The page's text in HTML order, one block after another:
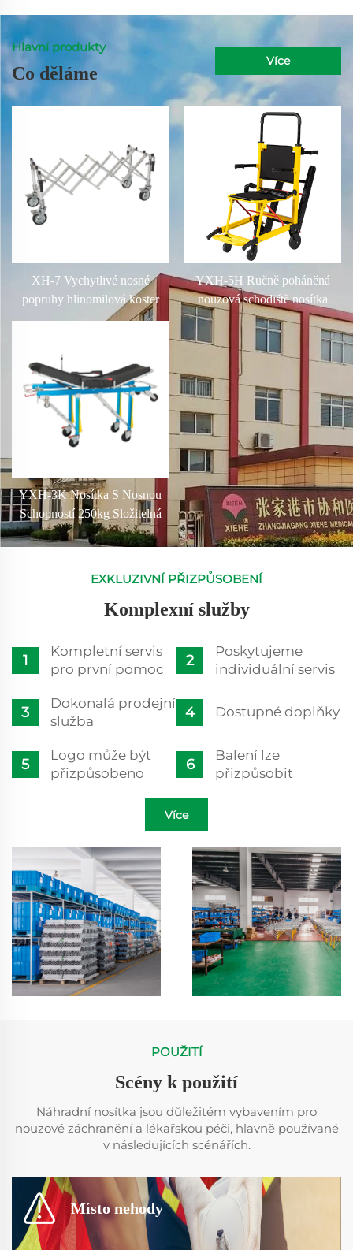
Hlavní produkty
Co děláme
Více
XH-7 Vychytlivé nosné
popruhy hlinomilová koster
kostelní vozík
YXH-5H Ručně poháněná
nouzová schodiště nosítka
YXH-3K Nosítka S Nosnou
Schopností 250kg Složitelná
Aluminová Ambulance
EXKLUZIVNÍ PŘIZPŮSOBENÍ
Komplexní služby
Kompletní servis
pro první pomoc
Poskytujeme
individuální servis
Dokonalá prodejní
služba
Dostupné doplňky
Logo může být
přizpůsobeno
Balení lze
přizpůsobit
Více
POUŽITÍ
Scény k použití
Náhradní nosítka jsou důležitém vybavením pro
nouzové záchranění a lékařskou péči, hlavně používané
v následujících scénářích.
Místo nehody